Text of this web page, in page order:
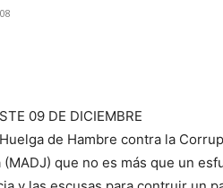
09 DE DICIEMBRE
de Hambre contra la
que no es más que un